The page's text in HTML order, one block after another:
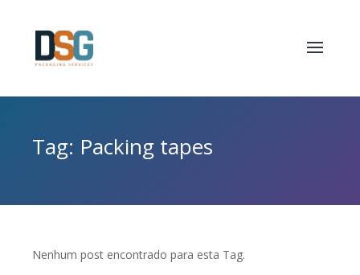
Tag: Packing tapes
Nenhum post encontrado para esta Tag.